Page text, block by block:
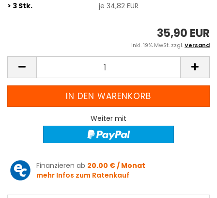
> 3 Stk.
je 34,82 EUR
35,90 EUR
inkl. 19% MwSt. zzgl.Versand
Weiter mit
Finanzieren ab 20.00 € / Monat
mehr Infos zum Ratenkauf